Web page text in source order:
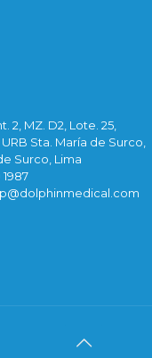
2, MZ. D2, Lote. 25,
Sta. María de Surco,
Surco, Lima
1987